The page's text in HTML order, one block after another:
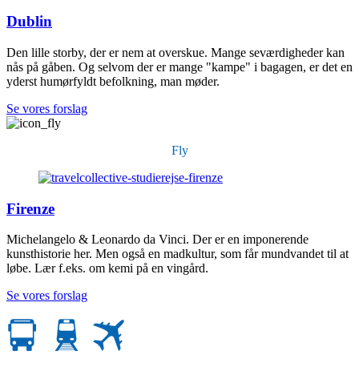
Dublin
Den lille storby, der er nem at overskue. Mange seværdigheder kan
nås på gåben. Og selvom der er mange "kampe" i bagagen, er det en
yderst humørfyldt befolkning, man møder.
Se vores forslag
Fly
Firenze
Michelangelo & Leonardo da Vinci. Der er en imponerende
kunsthistorie her. Men også en madkultur, som får mundvandet til at
løbe. Lær f.eks. om kemi på en vingård.
Se vores forslag